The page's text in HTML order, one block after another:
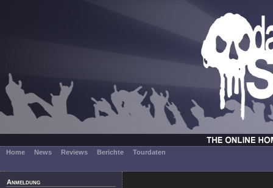
Home News Reviews Berichte Tourdaten
Anmeldung